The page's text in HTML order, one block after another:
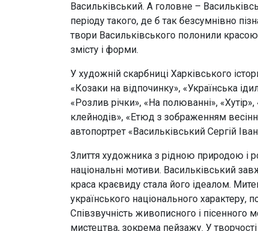
Васильківський. А головне –
періоду такого, де б так безсумнівно
твори Васильківського полонили
змісту і форми.
У художній скарбниці Харківського
«Козаки на відпочинку», «Українська
«Розлив річки», «На полюванні»,
клейнодів», «Етюд з зображенням
автопортрет «Васильківський Сергій
Злиття художника з рідною природою і
національні мотиви. Васильківський
краса краєвиду стала його ідеалом.
українського національного характеру,
Співзвучність живописного і пісенного
мистецтва, зокрема пейзажу. У